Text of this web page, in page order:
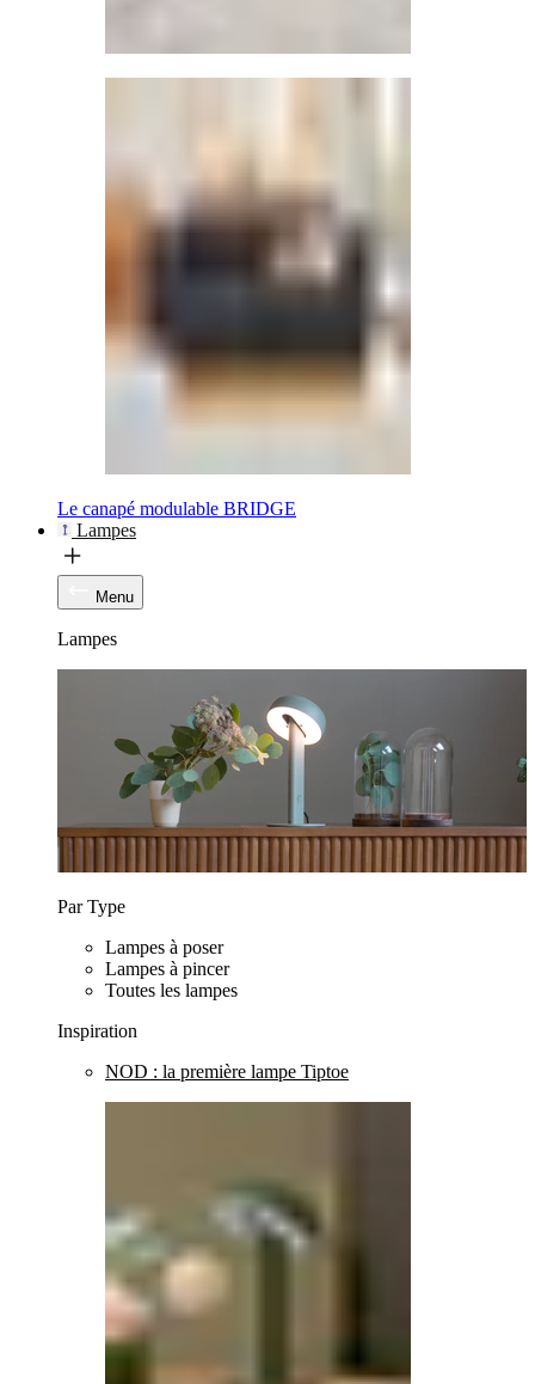
Le canapé modulable BRIDGE
Lampes
Menu
Lampes
Par Type
Lampes à poser
Lampes à pincer
Toutes les lampes
Inspiration
NOD : la première lampe Tiptoe